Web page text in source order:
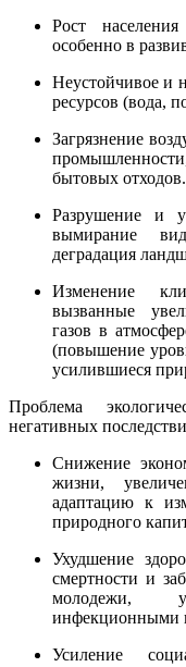
Рост
особенно в
Неустойчивое и
ресурсов (вода,
Загрязнение
бытовых отходов.
Разрушение и
вымирание
деградация
Изменение
вызванные
газов в
(повышение
усилившиеся
Проблема
негативных
Снижение
жизни,
адаптацию к
природного
Ухудшение
смертности и
молодежи,
инфекционными
Усиление